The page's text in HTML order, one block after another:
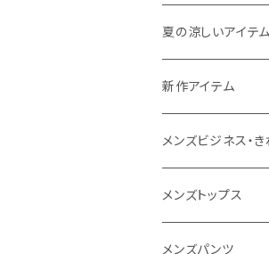
THE NORTH
NANGA
1PIU1UGUALE3
go slow caravan
SY32 by SWEET
夏の涼しいアイテム
メンズ
レディース
新作アイテム
メンズ
レディース
メンズビジネス・
スーツ
カジュアルセットア
メンズトップス
Tシャツ/カットソー
メンズパンツ